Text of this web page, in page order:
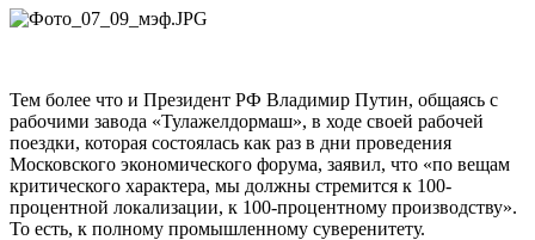
Тем более что и Президент РФ Владимир Путин, общаясь с
рабочими завода «Тулажелдормаш», в ходе своей рабочей
поездки, которая состоялась как раз в дни проведения
Московского экономического форума, заявил, что «по вещам
критического характера, мы должны стремится к 100-
процентной локализации, к 100-процентному производству».
То есть, к полному промышленному суверенитету.